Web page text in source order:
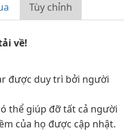
Tùy chỉnh
về!
được duy trì bởi người
thể giúp đỡ tất cả người
của họ được cập nhật.